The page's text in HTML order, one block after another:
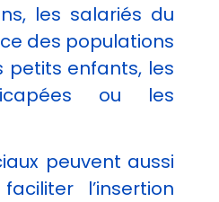
les salariés du
des populations
petits enfants, les
ou les
peuvent aussi
l’insertion